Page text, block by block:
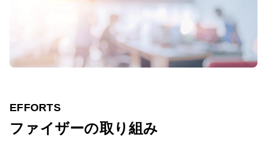
EFFORTS
ファイザーの取り組み